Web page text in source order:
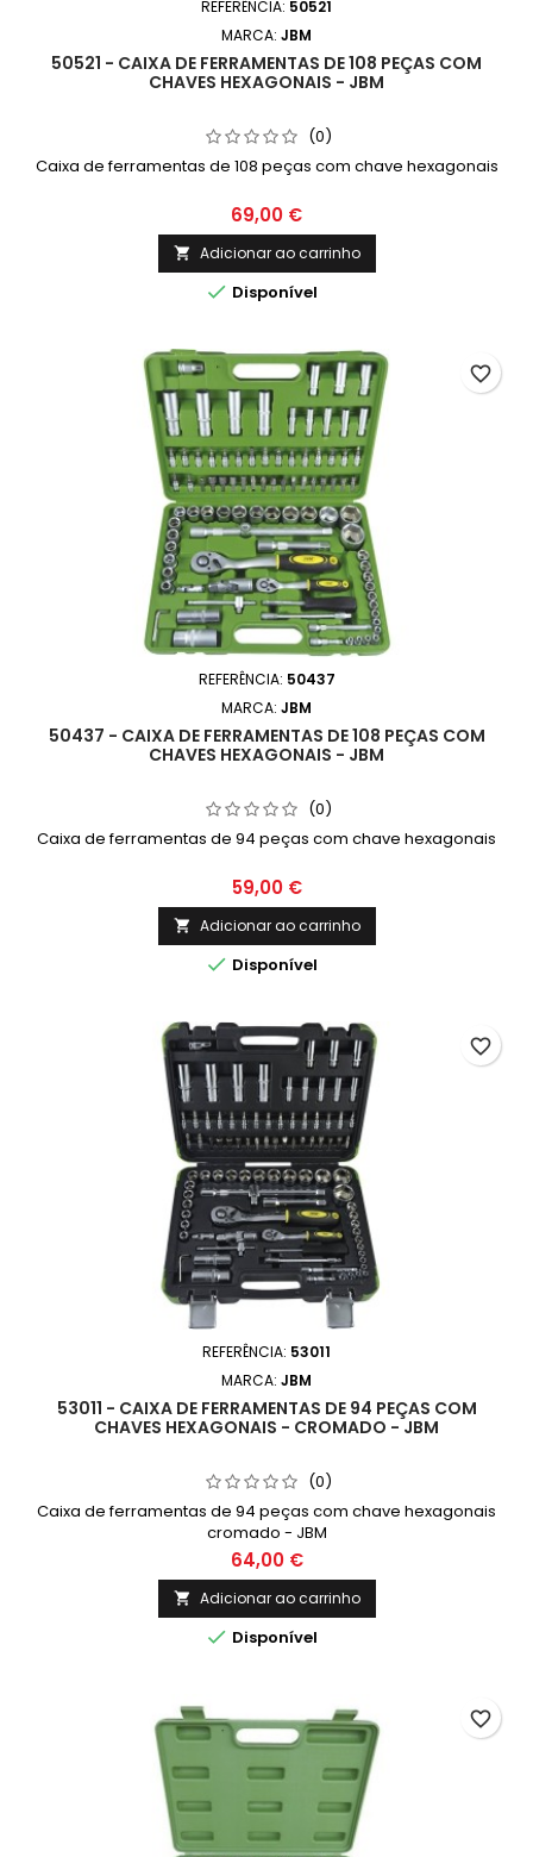
REFERÊNCIA: 50521
MARCA: JBM
50521 - CAIXA DE FERRAMENTAS DE 108 PEÇAS COM
CHAVES HEXAGONAIS - JBM
(0)
Caixa de ferramentas de 108 peças com chave hexagonais
69,00 €
 Adicionar ao carrinho
 Disponível
REFERÊNCIA: 50437
MARCA: JBM
50437 - CAIXA DE FERRAMENTAS DE 108 PEÇAS COM
CHAVES HEXAGONAIS - JBM
(0)
Caixa de ferramentas de 94 peças com chave hexagonais
59,00 €
 Adicionar ao carrinho
 Disponível
favorite_border
REFERÊNCIA: 53011
MARCA: JBM
53011 - CAIXA DE FERRAMENTAS DE 94 PEÇAS COM
CHAVES HEXAGONAIS - CROMADO - JBM
(0)
Caixa de ferramentas de 94 peças com chave hexagonais
cromado - JBM
64,00 €
 Adicionar ao carrinho
 Disponível
favorite_border
favorite_border